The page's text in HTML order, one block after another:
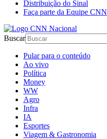
Distribuição do Sinal
Faça parte da Equipe CNN
Buscar
Pular para o conteúdo
Ao vivo
Política
Money
WW
Agro
Infra
IA
Esportes
Viagem & Gastronomia